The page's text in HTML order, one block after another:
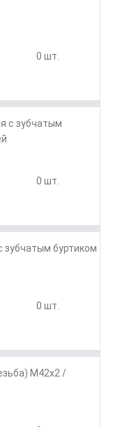
0 шт.
с зубчатым
0 шт.
зубчатым буртиком
0 шт.
М42х2 /